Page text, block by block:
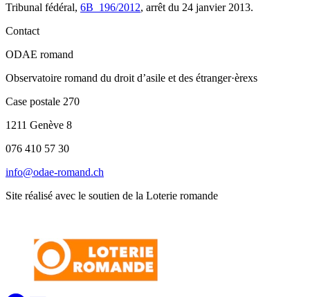
Tribunal fédéral, 6B_196/2012, arrêt du 24 janvier 2013.
Contact
ODAE romand
Observatoire romand du droit d’asile et des étranger·èrexs
Case postale 270
1211 Genève 8
076 410 57 30
info@odae-romand.ch
Site réalisé avec le soutien de la Loterie romande